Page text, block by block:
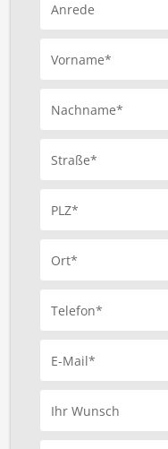
Anrede
Vorname*
Nachname*
Straße*
PLZ*
Ort*
Telefon*
E-Mail*
Ihr Wunsch